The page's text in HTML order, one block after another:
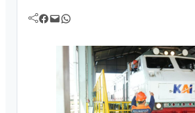
Facebook Mail WhatsApp